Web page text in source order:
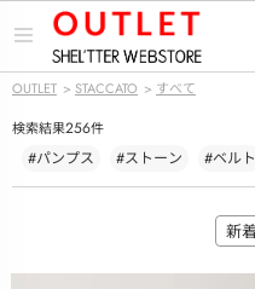
メ
ー
開
OUTLET > STACCATO > すべて
検索結果256件
#パンプス #ストーン #ベルト